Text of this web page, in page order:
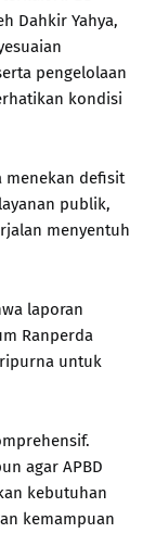
Dahkir Yahya,
pengelolaan
kondisi
menekan defisit
publik,
menyentuh
laporan
Ranperda
untuk
agar APBD
kebutuhan
kemampuan